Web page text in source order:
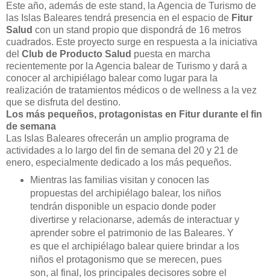
Este año, además de este stand, la Agencia de Turismo de
las Islas Baleares tendrá presencia en el espacio de Fitur
Salud con un stand propio que dispondrá de 16 metros
cuadrados. Este proyecto surge en respuesta a la iniciativa
del Club de Producto Salud puesta en marcha
recientemente por la Agencia balear de Turismo y dará a
conocer al archipiélago balear como lugar para la
realización de tratamientos médicos o de wellness a la vez
que se disfruta del destino.
Los más pequeños, protagonistas en Fitur durante el fin
de semana
Las Islas Baleares ofrecerán un amplio programa de
actividades a lo largo del fin de semana del 20 y 21 de
enero, especialmente dedicado a los más pequeños.
Mientras las familias visitan y conocen las
propuestas del archipiélago balear, los niños
tendrán disponible un espacio donde poder
divertirse y relacionarse, además de interactuar y
aprender sobre el patrimonio de las Baleares. Y
es que el archipiélago balear quiere brindar a los
niños el protagonismo que se merecen, pues
son, al final, los principales decisores sobre el